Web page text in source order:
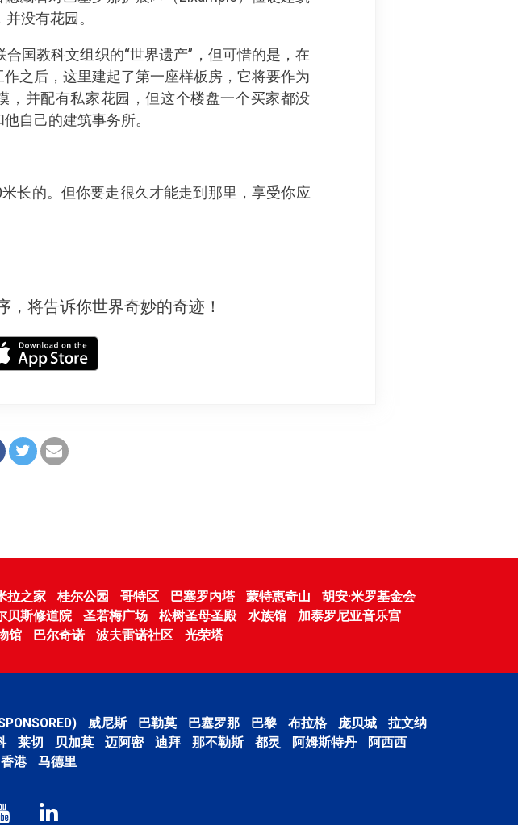
没有花园。
国教科文组织的“世界遗产”，但可惜的是，在
之后，这里建起了第一座样板房，它将要作为
，并配有私家花园，但这个楼盘一个买家都没
自己的建筑事务所。
长的。但你要走很久才能走到那里，享受你应
将告诉你世界奇妙的奇迹！
拉之家 桂尔公园 哥特区 巴塞罗内塔 蒙特惠奇山
胡安·米罗基金会
贝斯修道院 圣若梅广场 松树圣母圣殿 水族馆
加泰罗尼亚音乐宫
馆 巴尔奇诺 波夫雷诺社区 光荣塔
威尼斯 巴勒莫 巴塞罗那 巴黎 布拉格 庞贝城
拉文纳
莱切 贝加莫 迈阿密 迪拜 那不勒斯 都灵 阿姆斯特丹
阿西西
香港 马德里